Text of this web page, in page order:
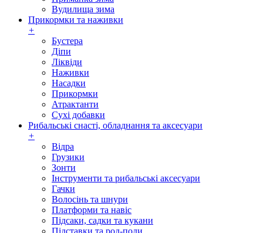
Вудилища зима
Прикормки та наживки
+
Бустера
Діпи
Ліквіди
Наживки
Насадки
Прикормки
Атрактанти
Сухі добавки
Рибальські снасті, обладнання та аксесуари
+
Відра
Грузики
Зонти
Інструменти та рибальські аксесуари
Гачки
Волосінь та шнури
Платформи та навіс
Підсаки, садки та кукани
Підставки та род-поди